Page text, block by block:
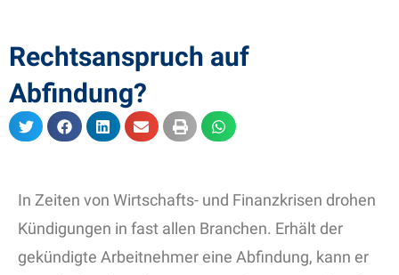
Rechtsanspruch auf
Abfindung?
In Zeiten von Wirtschafts- und Finanzkrisen drohen
Kündigungen in fast allen Branchen. Erhält der
gekündigte Arbeitnehmer eine Abfindung, kann er